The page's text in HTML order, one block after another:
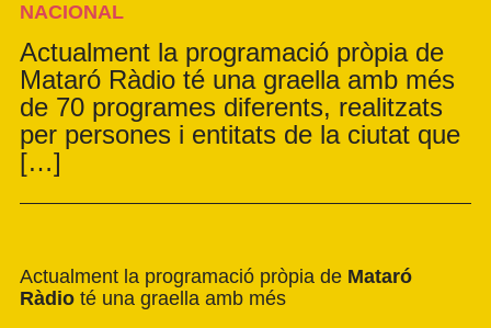
NACIONAL
Actualment la programació pròpia de
Mataró Ràdio té una graella amb més
de 70 programes diferents, realitzats
per persones i entitats de la ciutat que
[…]
Actualment la programació pròpia de Mataró
Ràdio té una graella amb més